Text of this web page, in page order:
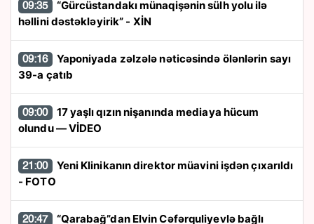
09:35
həllini dəstəkləyirik” - XİN
09:16
39-a çatıb
09:00
olundu — VİDEO
21:00
- FOTO
20:47